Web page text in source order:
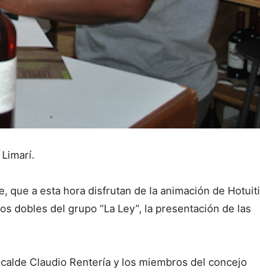
que a esta hora disfrutan de la animación de Hotuiti
dobles del grupo “La Ley”, la presentación de las
Claudio Rentería y los miembros del concejo